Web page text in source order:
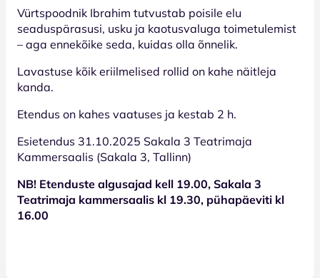
Vürtspoodnik Ibrahim tutvustab poisile elu
seaduspärasusi, usku ja kaotusvaluga toimetulemist
– aga ennekõike seda, kuidas olla õnnelik.
Lavastuse kõik eriilmelised rollid on kahe näitleja
kanda.
Etendus on kahes vaatuses ja kestab 2 h.
Esietendus 31.10.2025 Sakala 3 Teatrimaja
Kammersaalis (Sakala 3, Tallinn)
NB! Etenduste algusajad kell 19.00, Sakala 3
Teatrimaja kammersaalis kl 19.30, pühapäeviti kl
16.00